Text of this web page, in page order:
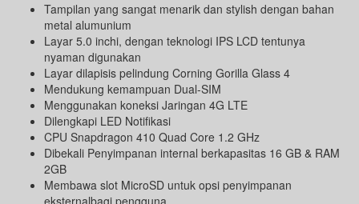
Tampilan yang sangat menarik dan stylish dengan bahan
metal alumunium
Layar 5.0 inchi, dengan teknologi IPS LCD tentunya
nyaman digunakan
Layar dilapisis pelindung Corning Gorilla Glass 4
Mendukung kemampuan Dual-SIM
Menggunakan koneksi Jaringan 4G LTE
Dilengkapi LED Notifikasi
CPU Snapdragon 410 Quad Core 1.2 GHz
Dibekali Penyimpanan internal berkapasitas 16 GB & RAM
2GB
Membawa slot MicroSD untuk opsi penyimpanan
eksternalbagi pengguna